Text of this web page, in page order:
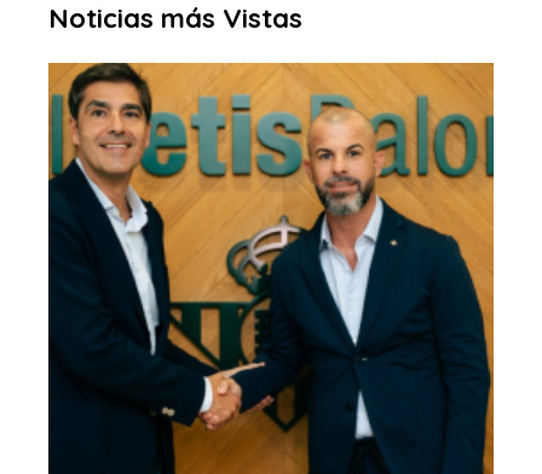
Noticias más Vistas